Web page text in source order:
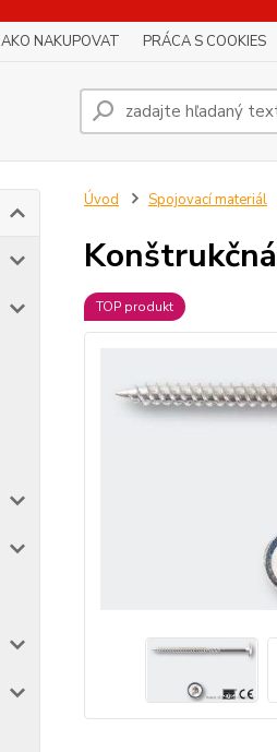
AKO NAKUPOVAT PRÁCA S COOKIES
Úvod Spojovací materiál
TOP produkt